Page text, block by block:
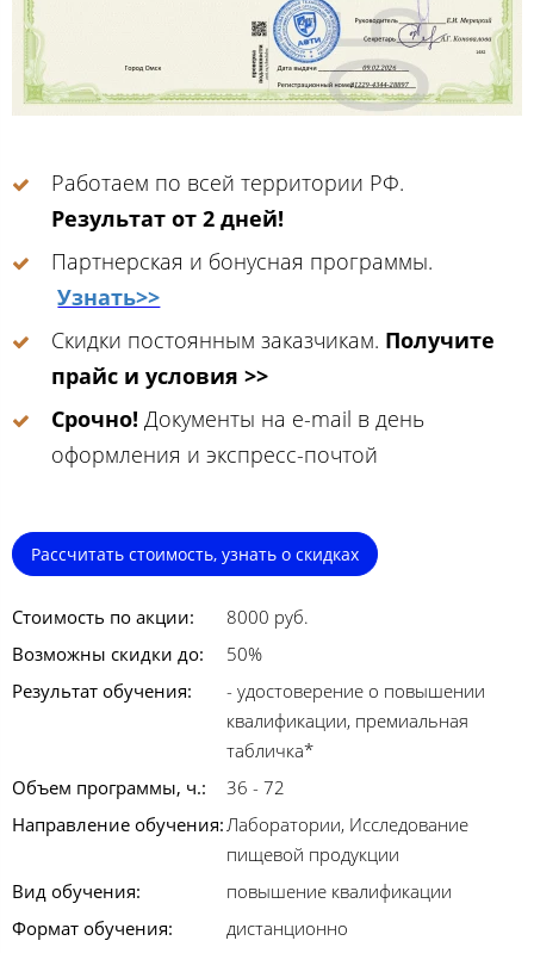
Работаем по всей территории РФ.
Результат от 2 дней!
Партнерская и бонусная программы.
Узнать>>
Скидки постоянным заказчикам. Получите
прайс и условия >>
Срочно! Документы на e-mail в день
оформления и экспресс-почтой
Рассчитать стоимость, узнать о скидках
Стоимость по акции:
8000 руб.
Возможны скидки до:
50%
Результат обучения:
- удостоверение о повышении
квалификации, премиальная
табличка*
Объем программы, ч.:
36 - 72
Направление обучения:Лаборатории, Исследование
пищевой продукции
Вид обучения:
повышение квалификации
Формат обучения:
дистанционно